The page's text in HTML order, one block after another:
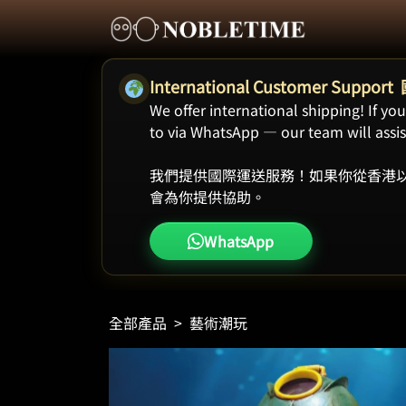
International Customer Support
We offer international shipping! If
to via WhatsApp — our team will
我們提供國際運送服務！如果你從香港
會為你提供協助。
WhatsApp
全部產品 > 藝術潮玩